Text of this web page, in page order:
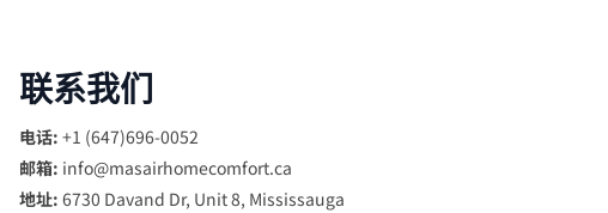
联系我们
电话: +1 (647)696-0052
邮箱: info@masairhomecomfort.ca
地址: 6730 Davand Dr, Unit 8, Mississauga